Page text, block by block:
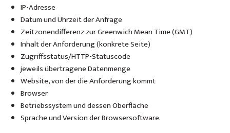
IP-Adresse
Datum und Uhrzeit der Anfrage
Zeitzonendifferenz zur Greenwich Mean Time (GMT)
Inhalt der Anforderung (konkrete Seite)
Zugriffsstatus/HTTP-Statuscode
jeweils übertragene Datenmenge
Website, von der die Anforderung kommt
Browser
Betriebssystem und dessen Oberfläche
Sprache und Version der Browsersoftware.